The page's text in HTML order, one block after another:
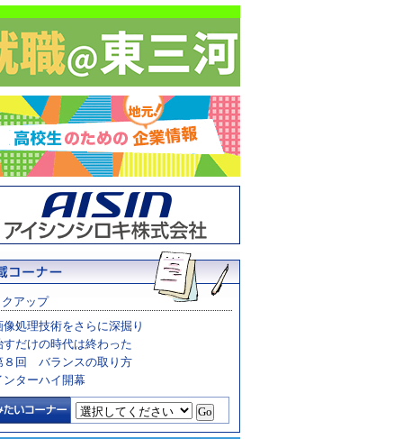
アップ
像処理技術をさらに深掘り
すだけの時代は終わった
８回 バランスの取り方
ンターハイ開幕